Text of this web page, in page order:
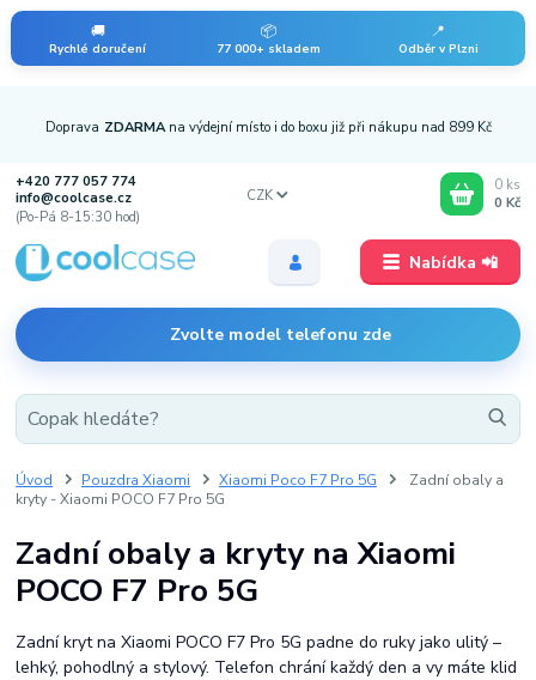
🚚
Rychlé doručení
📦
77 000+ skladem
📍
Odběr v Plzni
Nabídka 📲
Doprava ZDARMA na výdejní místo i do boxu již při nákupu nad 899 Kč
+420 777 057 774
info@coolcase.cz
(Po-Pá 8-15:30 hod)
Zvolte model telefonu zde
CZK
0 ks
0 Kč
Úvod Pouzdra Xiaomi Xiaomi Poco F7 Pro 5G
Zadní obaly a
kryty - Xiaomi POCO F7 Pro 5G
Zadní obaly a kryty na Xiaomi
POCO F7 Pro 5G
Zadní kryt na Xiaomi POCO F7 Pro 5G padne do ruky jako ulitý –
lehký, pohodlný a stylový. Telefon chrání každý den a vy máte klid